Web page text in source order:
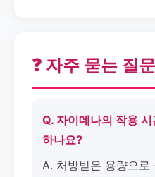
❓ 자주 묻는 질문
Q. 자이데나의 작용
하나요?
A. 처방받은 용량으로